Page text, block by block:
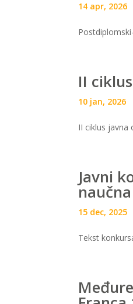
14 apr, 2026
II
10 jan, 2026
II ciklus javna
Javni
15 dec, 2025
Tekst